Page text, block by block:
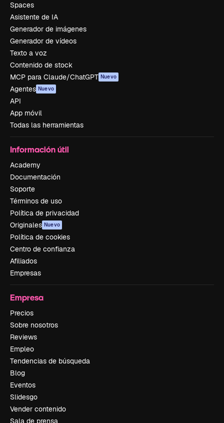
Spaces
Asistente de IA
Generador de imágenes
Generador de vídeos
Texto a voz
Contenido de stock
MCP para Claude/ChatGPT Nuevo
Agentes Nuevo
API
App móvil
Todas las herramientas
Información útil
Academy
Documentación
Soporte
Términos de uso
Política de privacidad
Originales Nuevo
Política de cookies
Centro de confianza
Afiliados
Empresas
Empresa
Precios
Sobre nosotros
Reviews
Empleo
Tendencias de búsqueda
Blog
Eventos
Slidesgo
Vender contenido
Sala de prensa